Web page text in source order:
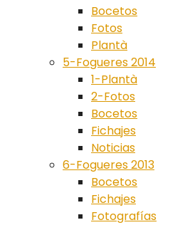
Bocetos
Fotos
Plantà
5-Fogueres 2014
1-Plantà
2-Fotos
Bocetos
Fichajes
Noticias
6-Fogueres 2013
Bocetos
Fichajes
Fotografías